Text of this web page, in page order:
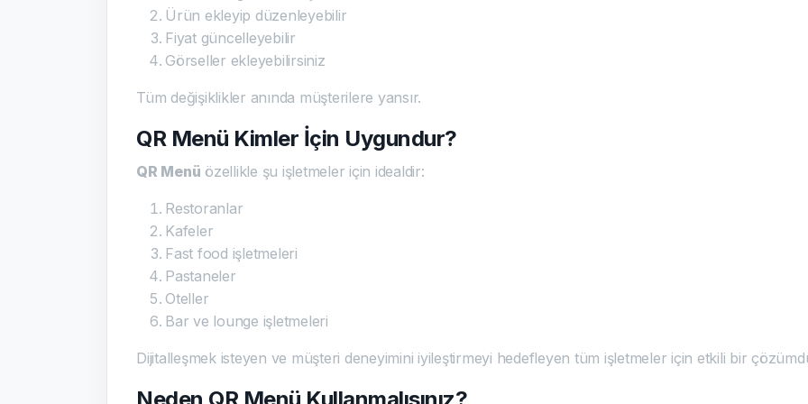
Ürün ekleyip düzenleyebilir
Fiyat güncelleyebilir
Görseller ekleyebilirsiniz
Tüm değişiklikler anında müşterilere yansır.
QR Menü Kimler İçin Uygundur?
QR Menü özellikle şu işletmeler için idealdir:
Restoranlar
Kafeler
Fast food işletmeleri
Pastaneler
Oteller
Bar ve lounge işletmeleri
Dijitalleşmek isteyen ve müşteri deneyimini iyileştirmeyi hedefleyen tüm işletmeler için etkili bir